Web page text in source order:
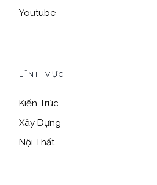
Youtube
LĨNH VỰC
Kiến Trúc
Xây Dựng
Nội Thất